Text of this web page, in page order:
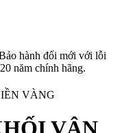
hành đổi mới với lỗi
năm chính hãng.